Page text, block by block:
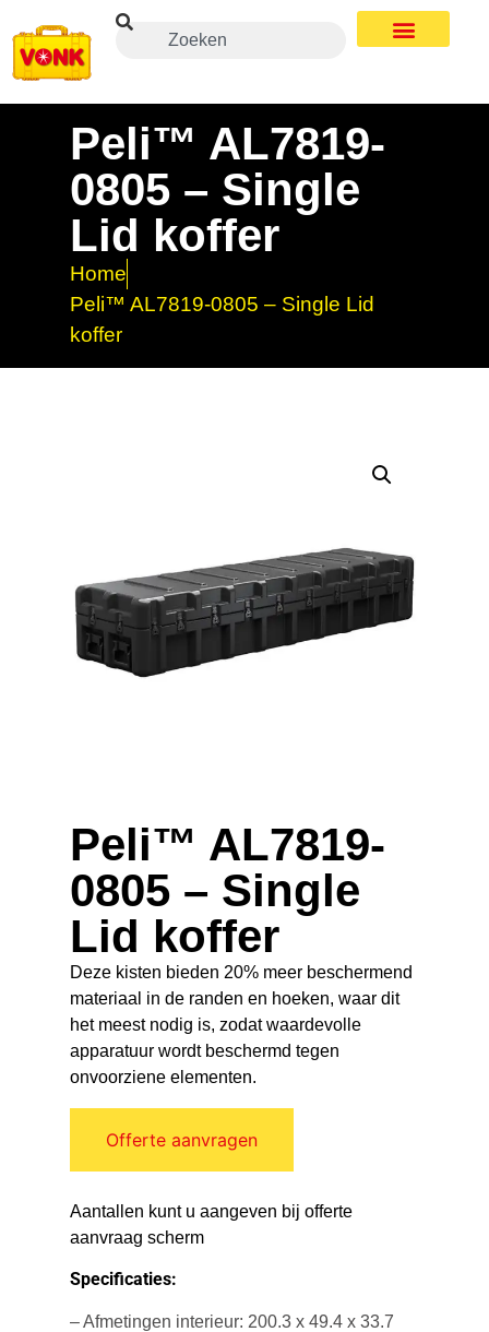
Peli™ AL7819-
0805 – Single
Lid koffer
Home
Peli™ AL7819-0805 – Single Lid
koffer
Peli™ AL7819-
0805 – Single
Lid koffer
Deze kisten bieden 20% meer beschermend
materiaal in de randen en hoeken, waar dit
het meest nodig is, zodat waardevolle
apparatuur wordt beschermd tegen
onvoorziene elementen.
Offerte aanvragen
Aantallen kunt u aangeven bij offerte
aanvraag scherm
Specificaties:
– Afmetingen interieur: 200.3 x 49.4 x 33.7